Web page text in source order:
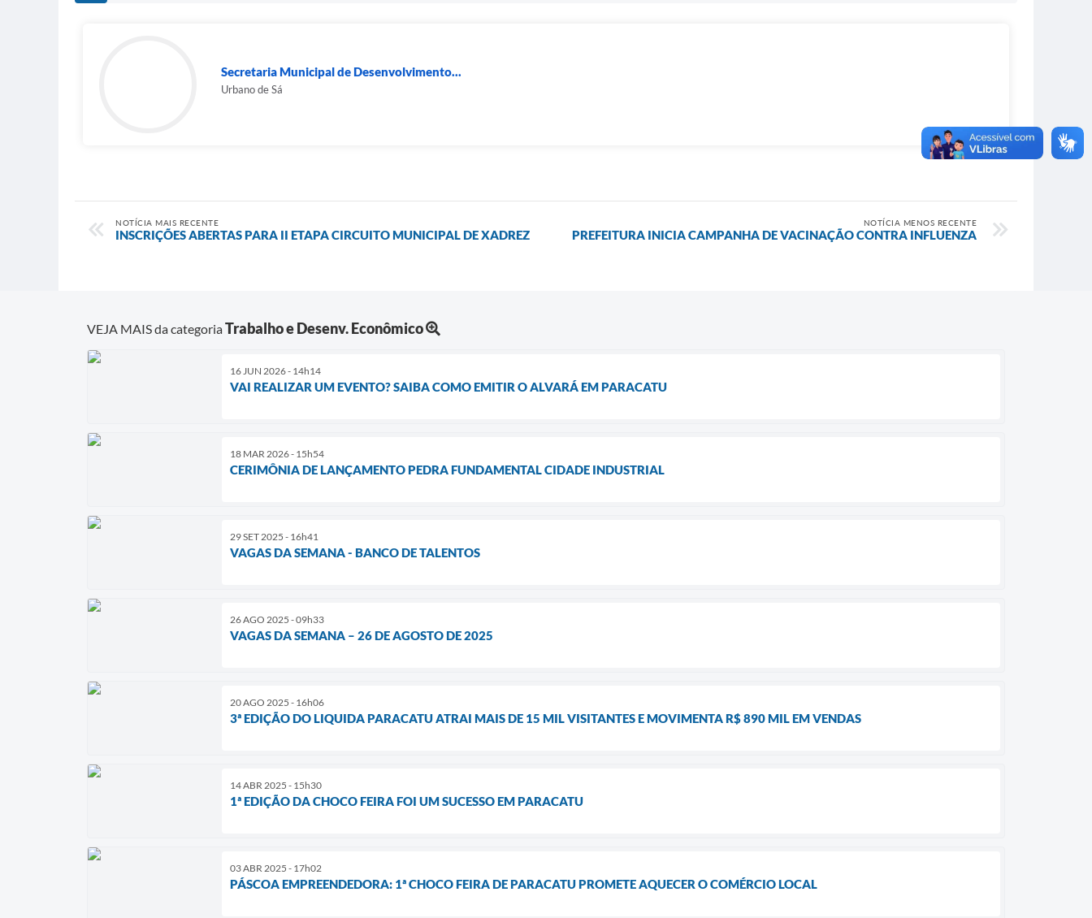
Secretaria Municipal de Desenvolvimento...
Urbano de Sá
NOTÍCIA MAIS RECENTE
INSCRIÇÕES ABERTAS PARA II ETAPA CIRCUITO MUNICIPAL DE XADREZ
NOTÍCIA MENOS RECENTE
PREFEITURA INICIA CAMPANHA DE VACINAÇÃO CONTRA INFLUENZA
VEJA MAIS da categoriaTrabalho e Desenv. Econômico
16 JUN 2026 - 14h14
VAI REALIZAR UM EVENTO? SAIBA COMO EMITIR O ALVARÁ EM PARACATU
18 MAR 2026 - 15h54
CERIMÔNIA DE LANÇAMENTO PEDRA FUNDAMENTAL CIDADE INDUSTRIAL
29 SET 2025 - 16h41
VAGAS DA SEMANA - BANCO DE TALENTOS
26 AGO 2025 - 09h33
VAGAS DA SEMANA – 26 DE AGOSTO DE 2025
20 AGO 2025 - 16h06
3ª EDIÇÃO DO LIQUIDA PARACATU ATRAI MAIS DE 15 MIL VISITANTES E MOVIMENTA R$ 890 MIL EM VENDAS
14 ABR 2025 - 15h30
1ª EDIÇÃO DA CHOCO FEIRA FOI UM SUCESSO EM PARACATU
03 ABR 2025 - 17h02
PÁSCOA EMPREENDEDORA: 1ª CHOCO FEIRA DE PARACATU PROMETE AQUECER O COMÉRCIO LOCAL